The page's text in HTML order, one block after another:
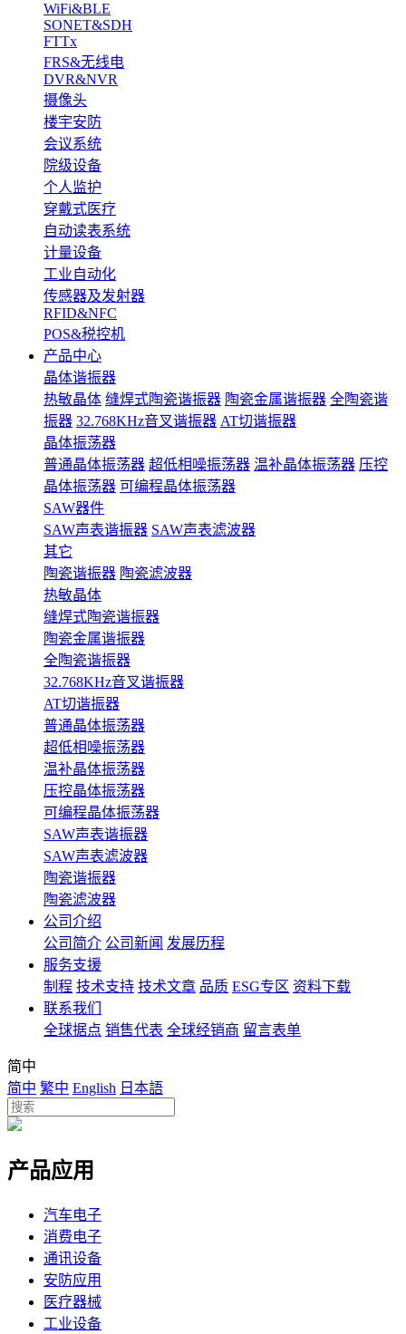
WiFi&BLE
SONET&SDH
FTTx
FRS&无线电
DVR&NVR
摄像头
楼宇安防
会议系统
院级设备
个人监护
穿戴式医疗
自动读表系统
计量设备
工业自动化
传感器及发射器
RFID&NFC
POS&税控机
产品中心
晶体谐振器
热敏晶体 缝焊式陶瓷谐振器 陶瓷金属谐振器 全陶瓷谐
振器 32.768KHz音叉谐振器 AT切谐振器
晶体振荡器
普通晶体振荡器 超低相噪振荡器 温补晶体振荡器 压控
晶体振荡器 可编程晶体振荡器
SAW器件
SAW声表谐振器 SAW声表滤波器
其它
陶瓷谐振器 陶瓷滤波器
热敏晶体
缝焊式陶瓷谐振器
陶瓷金属谐振器
全陶瓷谐振器
32.768KHz音叉谐振器
AT切谐振器
普通晶体振荡器
超低相噪振荡器
温补晶体振荡器
压控晶体振荡器
可编程晶体振荡器
SAW声表谐振器
SAW声表滤波器
陶瓷谐振器
陶瓷滤波器
公司介绍
公司简介 公司新闻 发展历程
服务支援
制程 技术支持 技术文章 品质 ESG专区 资料下载
联系我们
全球据点 销售代表 全球经销商 留言表单
简中
简中 繁中 English 日本語
产品应用
汽车电子
消费电子
通讯设备
安防应用
医疗器械
工业设备